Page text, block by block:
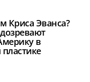
Криса Эванса?
в